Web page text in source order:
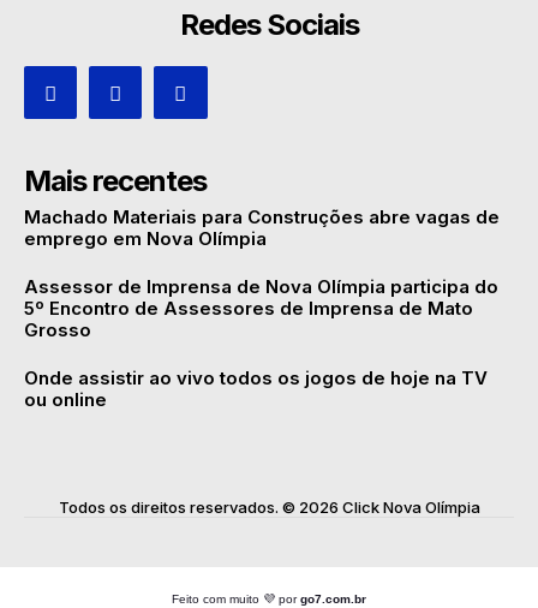
Redes Sociais
Mais recentes
Machado Materiais para Construções abre vagas de
emprego em Nova Olímpia
Assessor de Imprensa de Nova Olímpia participa do
5º Encontro de Assessores de Imprensa de Mato
Grosso
Onde assistir ao vivo todos os jogos de hoje na TV
ou online
Todos os direitos reservados. © 2026 Click Nova Olímpia
Feito com muito 💜 porgo7.com.br